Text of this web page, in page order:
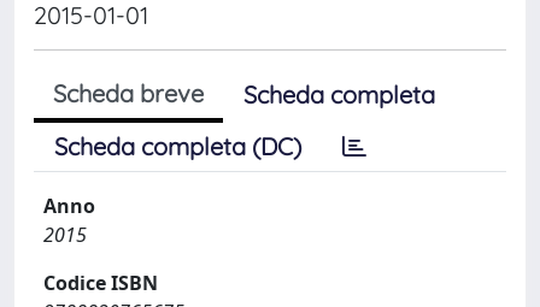
2015-01-01
Scheda breve
Scheda completa
Scheda completa (DC)
Anno
2015
Codice ISBN